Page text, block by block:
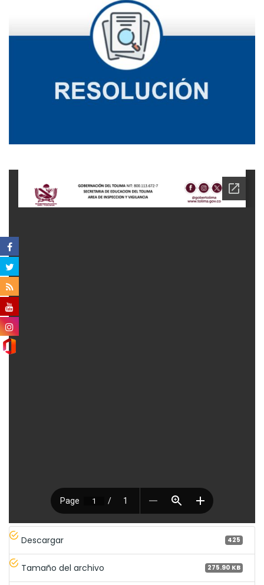
Descargar 425
Tamaño del archivo 275.90 KB